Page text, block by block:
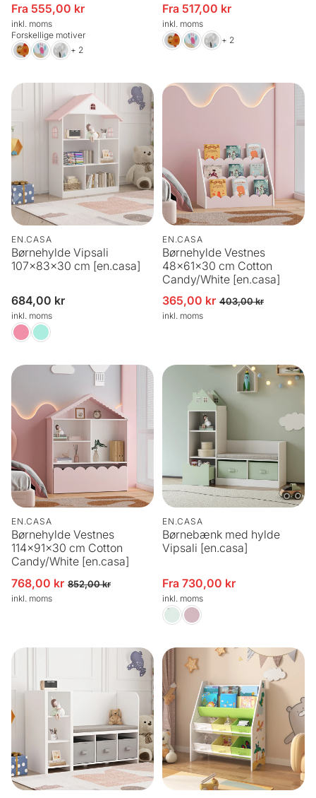
Udsalgspris
Fra 555,00 kr
inkl. moms
Forskellige motiver
+ 2
Udsalgspris
Fra 517,00 kr
inkl. moms
+ 2
EN.CASA
Børnehylde Vipsali
107x83x30 cm [en.casa]
Normalpris
684,00 kr
inkl. moms
EN.CASA
Børnehylde Vestnes
48x61x30 cm Cotton
Candy/White [en.casa]
Udsalgspris
365,00 kr
Normalpris403,00 kr
inkl. moms
EN.CASA
Børnehylde Vestnes
114x91x30 cm Cotton
Candy/White [en.casa]
Udsalgspris
768,00 kr
Normalpris852,00 kr
inkl. moms
EN.CASA
Børnebænk med hylde
Vipsali [en.casa]
Udsalgspris
Fra 730,00 kr
inkl. moms